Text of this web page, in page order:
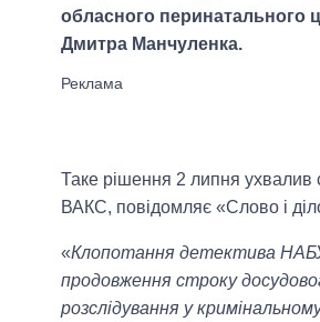
обласного перинатального
Дмитра Манчуленка.
Таке рішення 2 липня ухвалив
ВАКС, повідомляє «Слово і
«Клопотання детектива
продовження строку
розслідування у